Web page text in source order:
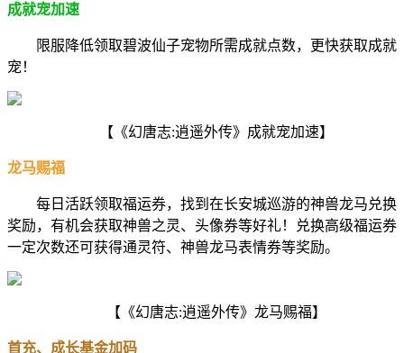
成就宠加速
限服降低领取碧波仙子宠物所需成就点数，更快获取成就
宠！
【《幻唐志:逍遥外传》成就宠加速】
龙马赐福
每日活跃领取福运券，找到在长安城巡游的神兽龙马兑换
奖励，有机会获取神兽之灵、头像券等好礼！兑换高级福运券
一定次数还可获得通灵符、神兽龙马表情券等奖励。
【《幻唐志:逍遥外传》龙马赐福】
首充、成长基金加码